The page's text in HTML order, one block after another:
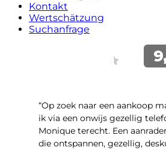
Kontakt
Wertschätzung
Suchanfrage
“Op zoek naar een aankoop
ik via een onwijs gezellig
Monique terecht. Een
die ontspannen, gezellig,